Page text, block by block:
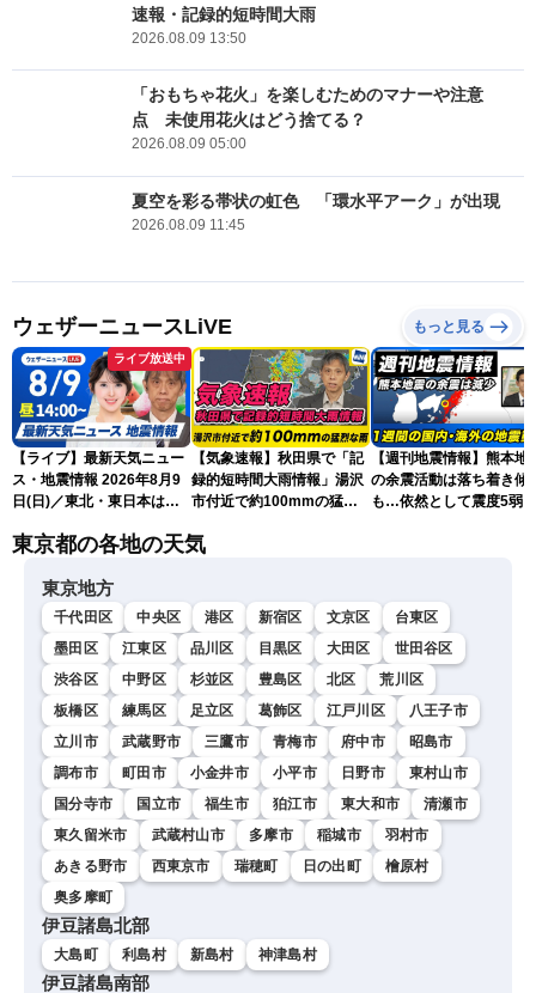
速報・記録的短時間大雨
2026.08.09 13:50
「おもちゃ花火」を楽しむためのマナーや注意
点 未使用花火はどう捨てる？
2026.08.09 05:00
夏空を彩る帯状の虹色 「環水平アーク」が出現
2026.08.09 11:45
ウェザーニュースLiVE もっと見る
ライブ放送中
【ライブ】最新天気ニュー
ス・地震情報 2026年8月9
日(日)／東北・東日本は急
ュースLiVEアフタヌーン・
【気象速報】秋田県で「記
録的短時間大雨情報」湯沢
市付近で約100mmの猛烈
【週刊地震情報】熊本地
の余震活動は落ち着き傾
も…依然として震度5弱警
東京都の各地の天気
東京地方
千代田区 中央区 港区 新宿区 文京区
台東区
墨田区
江東区 品川区 目黒区 大田区
世田谷区
渋谷区
中野区 杉並区 豊島区 北区
荒川区
板橋区
練馬区 足立区 葛飾区 江戸川区
八王子市
立川市
武蔵野市 三鷹市 青梅市 府中市
昭島市
調布市
町田市 小金井市 小平市 日野市
東村山市
国分寺市
国立市 福生市 狛江市 東大和市
清瀬市
東久留米市
武蔵村山市 多摩市 稲城市
羽村市
あきる野市
西東京市 瑞穂町 日の出町
檜原村
奥多摩町
伊豆諸島北部
大島町 利島村 新島村 神津島村
伊豆諸島南部